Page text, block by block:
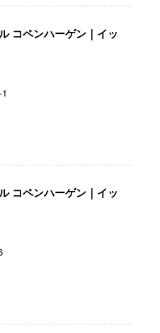
コペンハーゲン｜イッ
コペンハーゲン｜イッ